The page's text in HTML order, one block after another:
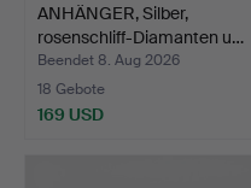
ANHÄNGER, Silber,
rosenschliff-Diamanten u…
Beendet 8. Aug 2026
18 Gebote
169 USD